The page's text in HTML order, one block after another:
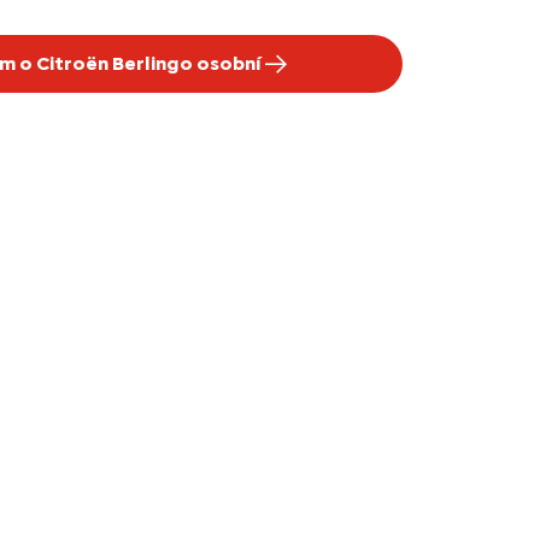
o Citroën Berlingo osobní